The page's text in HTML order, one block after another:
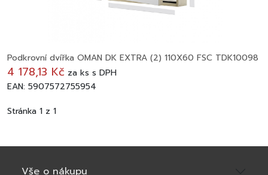
Podkrovní dvířka OMAN DK EXTRA (2) 110X60 FSC TDK10098
4 178,13 Kč za ks s DPH
EAN: 5907572755954
Stránka 1 z 1
Vše o nákupu